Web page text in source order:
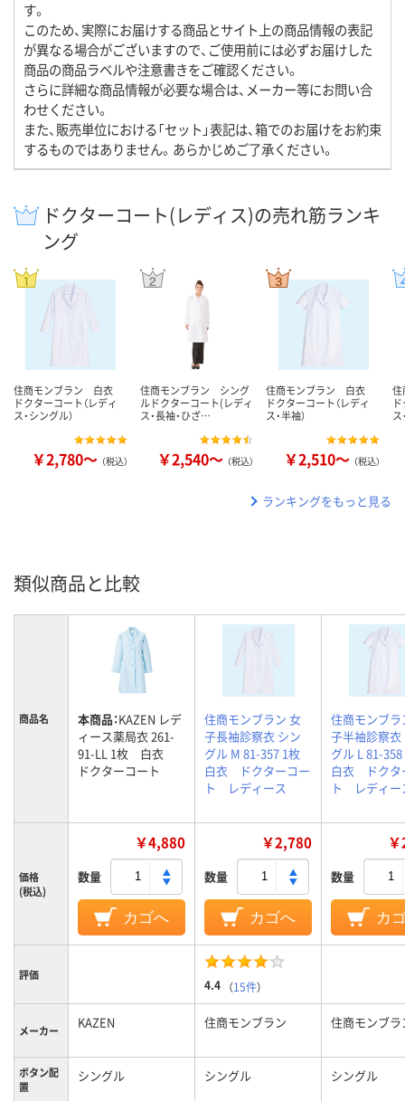
す。
このため、実際にお届けする商品とサイト上の商品情報の表記
が異なる場合がございますので、ご使用前には必ずお届けした
商品の商品ラベルや注意書きをご確認ください。
さらに詳細な商品情報が必要な場合は、メーカー等にお問い合
わせください。
また、販売単位における「セット」表記は、箱でのお届けをお約束
するものではありません。あらかじめご了承ください。
ドクターコート(レディス)の売れ筋ランキ
ング
住商モンブラン 白衣
ドクターコート（レディ
ス・シングル）
￥2,780～ （税込）
住商モンブラン シング
ルドクターコート(レディ
ス・長袖・ひざ…
￥2,540～ （税込）
住商モンブラン 白衣
ドクターコート（レディ
ス・半袖）
￥2,510～ （税込）
ス
ランキングをもっと見る
類似商品と比較
商品名 本商品：KAZEN レデ
ィース薬局衣 261-
91-LL 1枚 白衣
ドクターコート
住商モンブラン 女
子長袖診察衣 シン
グル M 81-357 1枚
白衣 ドクターコー
ト レディース
住商モンブラ
子半袖診察衣
グル L 81-
白衣 ドクタ
ト レディー
価格
(税込)
￥4,880
数量
カゴへ
￥2,780
数量
カゴへ
数量
カ
評価
4.4 （15件）
メーカー KAZEN 住商モンブラン 住商モンブラ
ボタン配
置
シングル シングル シングル